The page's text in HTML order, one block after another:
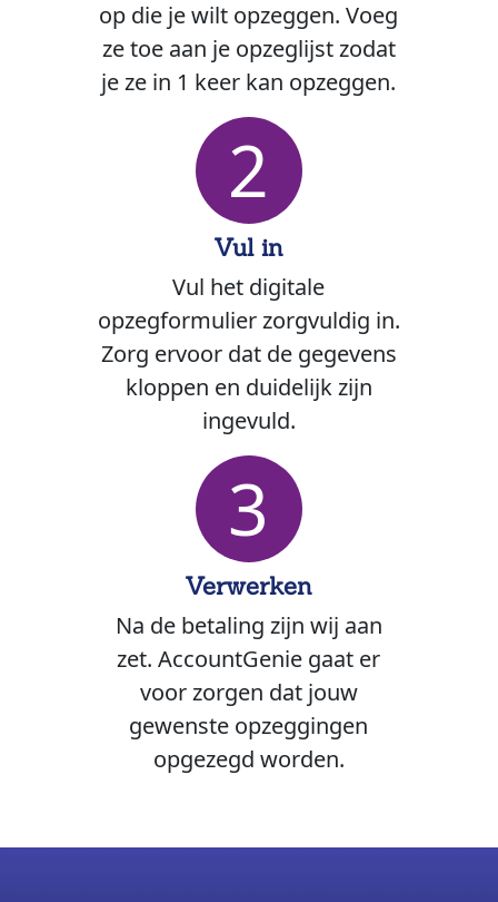
op die je wilt opzeggen. Voeg
ze toe aan je opzeglijst zodat
je ze in 1 keer kan opzeggen.
2
Vul in
Vul het digitale
opzegformulier zorgvuldig in.
Zorg ervoor dat de gegevens
kloppen en duidelijk zijn
ingevuld.
3
Verwerken
Na de betaling zijn wij aan
zet. AccountGenie gaat er
voor zorgen dat jouw
gewenste opzeggingen
opgezegd worden.